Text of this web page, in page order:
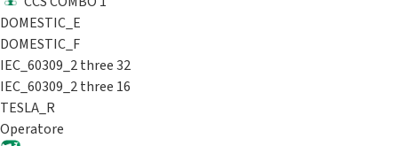
DOMESTIC_E
DOMESTIC_F
IEC_60309_2 three 32
IEC_60309_2 three 16
TESLA_R
Operatore